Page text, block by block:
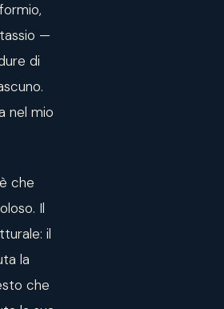
—
di
nel mio
che
Il
il
la
che